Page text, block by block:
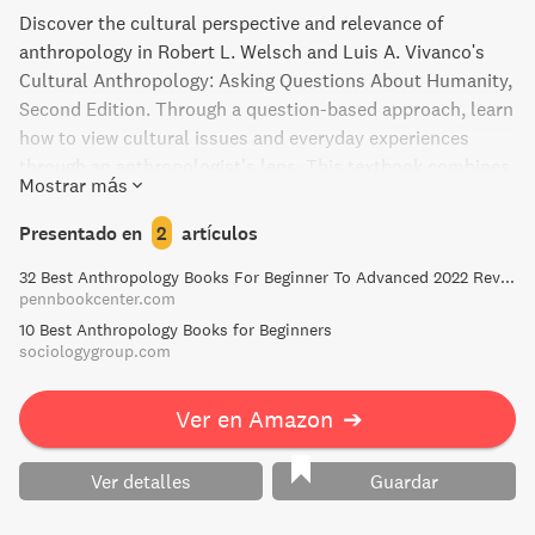
Discover the cultural perspective and relevance of
anthropology in Robert L. Welsch and Luis A. Vivanco's
Cultural Anthropology: Asking Questions About Humanity,
Second Edition. Through a question-based approach, learn
how to view cultural issues and everyday experiences
classic anthropological examples with contemporary
debates to provide a comprehensive understanding of
social, political, and economic issues in today’s world.
Mostrar más
Presentado en 2 artículos
32 Best Anthropology Books For Beginner To Advanced 2022 Review
pennbookcenter.com
10 Best Anthropology Books for Beginners
sociologygroup.com
Ver en Amazon ➔
Ver detalles Guardar